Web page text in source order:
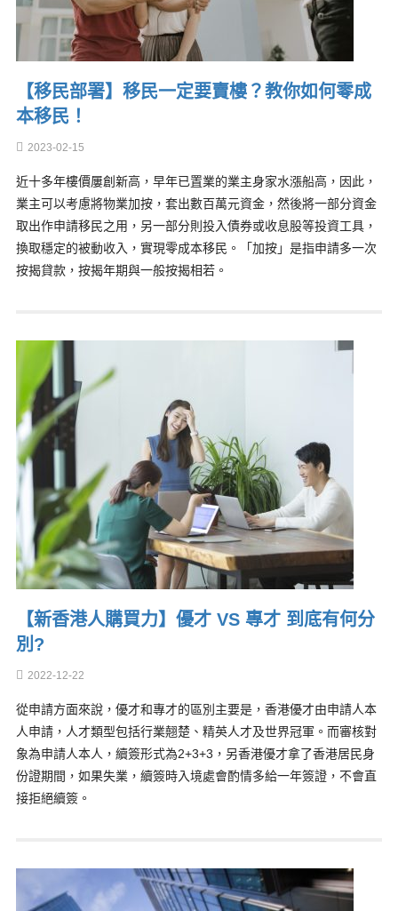
【移民部署】移民一定要賣樓？教你如何零成
本移民！
2023-02-15
近十多年樓價屢創新高，早年已置業的業主身家水漲船高，因此，
業主可以考慮將物業加按，套出數百萬元資金，然後將一部分資金
取出作申請移民之用，另一部分則投入債券或收息股等投資工具，
換取穩定的被動收入，實現零成本移民。「加按」是指申請多一次
按揭貸款，按揭年期與一般按揭相若。
【新香港人購買力】優才 VS 專才 到底有何分
別?
2022-12-22
從申請方面來說，優才和專才的區別主要是，香港優才由申請人本
人申請，人才類型包括行業翹楚、精英人才及世界冠軍。而審核對
象為申請人本人，續簽形式為2+3+3，另香港優才拿了香港居民身
份證期間，如果失業，續簽時入境處會酌情多給一年簽證，不會直
接拒絕續簽。